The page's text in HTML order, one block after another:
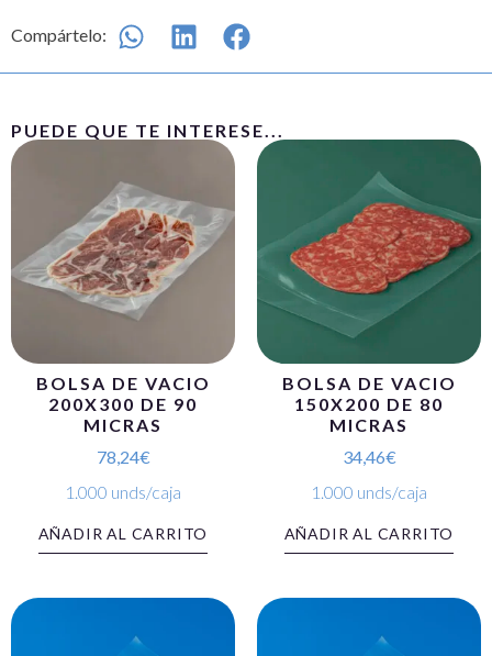
Compártelo:
PUEDE QUE TE INTERESE...
BOLSA DE VACIO
200X300 DE 90
MICRAS
78,24€
1.000 unds/caja
AÑADIR AL CARRITO
BOLSA DE VACIO
150X200 DE 80
MICRAS
34,46€
1.000 unds/caja
AÑADIR AL CARRITO